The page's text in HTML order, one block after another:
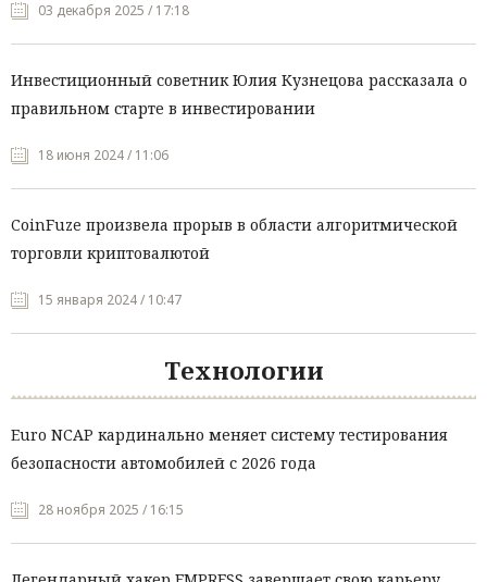
03 декабря 2025 / 17:18
Инвестиционный советник Юлия Кузнецова рассказала о
правильном старте в инвестировании
18 июня 2024 / 11:06
CoinFuze произвела прорыв в области алгоритмической
торговли криптовалютой
15 января 2024 / 10:47
Технологии
Euro NCAP кардинально меняет систему тестирования
безопасности автомобилей с 2026 года
28 ноября 2025 / 16:15